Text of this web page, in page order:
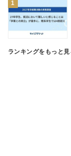
ランキングをもっと見